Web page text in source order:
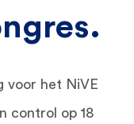
voor het NiVE
control op 18